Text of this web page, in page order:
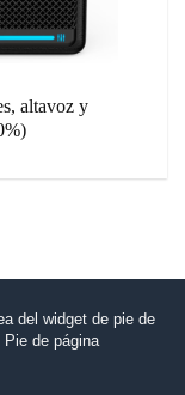
altavoz y
del widget de pie de
de página